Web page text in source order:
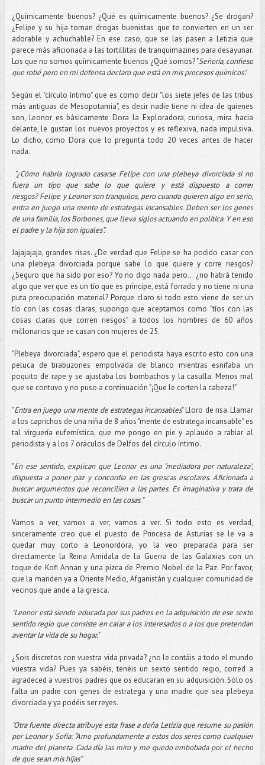
¿Químicamente buenos? ¿Qué es químicamente buenos? ¿Se drogan?
¿Felipe y su hija toman drogas buenistas que te convierten en un ser
adorable y achuchable? En ese caso, que se las pasen a Letizia que
parece más aficionada a las tortillitas de tranquimazines para desayunar.
Los que no somos químicamente buenos ¿Qué somos? "Señoría, confieso
que robé pero en mi defensa declaro que está en mis procesos químicos".
Según el "círculo íntimo" que es como decir "los siete jefes de las tribus
más antiguas de Mesopotamia", es decir nadie tiene ni idea de quienes
son, Leonor es básicamente Dora la Exploradora, curiosa, mira hacia
delante, le gustan los nuevos proyectos y es reflexiva, nada impulsiva.
Lo dicho, como Dora que lo pregunta todo 20 veces antes de hacer
nada.
"¿Cómo habría logrado casarse Felipe con una plebeya divorciada si no
fuera un tipo que sabe lo que quiere y está dispuesto a correr
riesgos?Felipe y Leonor son tranquilos, pero cuando quieren algo en serio,
entra en juego una mente de estrategas incansables. Deben ser los genes
de una familia, los Borbones, que lleva siglos actuando en política. Y en eso
el padre y la hija son iguales”.
Jajajajaja, grandes risas. ¿De verdad que Felipe se ha podido casar con
una plebeya divorciada porque sabe lo que quiere y corre riesgos?
¿Seguro que ha sido por eso? Yo no digo nada pero... ¿no habrá tenido
algo que ver que es un tío que es príncipe, está forrado y no tiene ni una
puta preocupación material? Porque claro si todo esto viene de ser un
tío con las cosas claras, supongo que aceptamos como "tíos con las
cosas claras que corren riesgos" a todos los hombres de 60 años
millonarios que se casan con mujeres de 25.
"Plebeya divorciada", espero que el periodista haya escrito esto con una
peluca de tirabuzones empolvada de blanco mientras esnifaba un
poquito de rape y se ajustaba los bombachos y la casulla. Menos mal
que se contuvo y no puso a continuación "¡Que le corten la cabeza!"
"Entra en juego una mente de estrategas incansables" Lloro de risa. Llamar
a los caprichos de una niña de 8 años "mente de estratega incansable" es
tal virguería eufemística, que me pongo en pie y aplaudo a rabiar al
periodista y a los 7 oráculos de Delfos del círculo íntimo.
"En ese sentido, explican que Leonor es una “mediadora por naturaleza”,
dispuesta a poner paz y concordia en las grescas escolares. Aficionada a
buscar argumentos que reconcilien a las partes. Es imaginativa y trata de
buscar un punto intermedio en las cosas."
Vamos a ver, vamos a ver, vamos a ver. Si todo esto es verdad,
sinceramente creo que el puesto de Princesa de Asturias se le va a
quedar muy corto a Leonordora, yo la veo preparada para ser
directamente la Reina Amidala de la Guerra de las Galaxias con un
toque de Kofi Annan y una pizca de Premio Nobel de la Paz. Por favor,
que la manden ya a Oriente Medio, Afganistán y cualquier comunidad de
vecinos que ande a la gresca.
"Leonor está siendo educada por sus padres en la adquisición de ese sexto
sentido regio que consiste en calar a los interesados o a los que pretendan
aventar la vida de su hogar."
¿Sois discretos con vuestra vida privada? ¿no le contáis a todo el mundo
vuestra vida? Pues ya sabéis, tenéis un sexto sentido regio, corred a
agradeced a vuestros padres que os educaran en su adquisición. Sólo os
falta un padre con genes de estratega y una madre que sea plebeya
divorciada y ya podéis ser reyes.
"Otra fuente directa atribuye esta frase a doña Letizia que resume su pasión
por Leonor y Sofía: “Amo profundamente a estos dos seres como cualquier
madre del planeta. Cada día las miro y me quedo embobada por el hecho
de que sean mis hijas”